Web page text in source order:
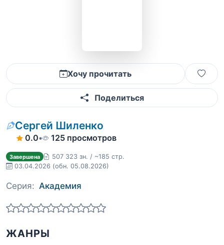
Хочу прочитать
Поделиться
Сергей Шиленко
0.0• 125 просмотров
Завершена
507 323 зн. / ~185 стр.
03.04.2026 (обн. 05.08.2026)
Серия: Академия
ЖАНРЫ